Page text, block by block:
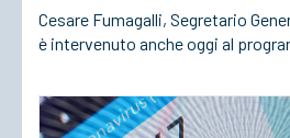
Cesare Fumagalli, Segretario
è intervenuto anche oggi al